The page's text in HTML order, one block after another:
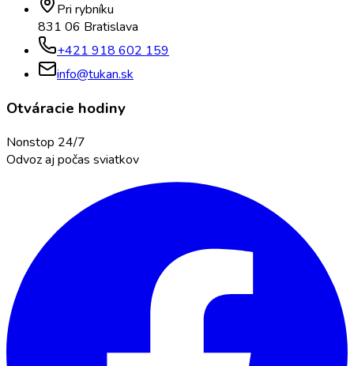
Pri rybníku
831 06 Bratislava
+421 918 602 159
info@tukan.sk
Otváracie hodiny
Nonstop 24/7
Odvoz aj počas sviatkov